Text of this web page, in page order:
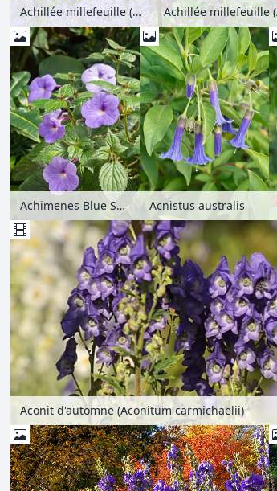
Achillée millefeuille (Achillea millefolium 'Paprika'), hysope géante de Corée (Agastache rugosa 'Blue Fortune') et menthe aux chats (Nepeta x fasssenii 'Kit Cat')
Achimenes Blue Swan Acnistus australis
Aconit d'automne (Aconitum carmichaelii)